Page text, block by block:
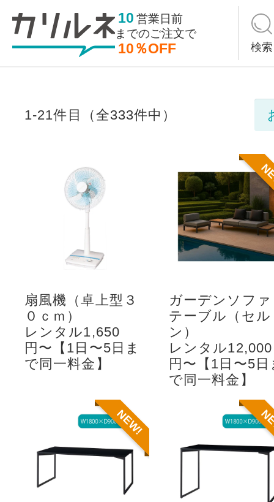
10 営業日前
までのご注文で
10％OFF 検索
1-21件目（全333件中）
扇風機（卓上型３
０ｃｍ）
レンタル1,650
円〜【1日〜5日ま
で同一料金】
ガーデンソファ
テーブル（セル
ン）
レンタル12,000
円〜【1日〜5日
で同一料金】
NEW!